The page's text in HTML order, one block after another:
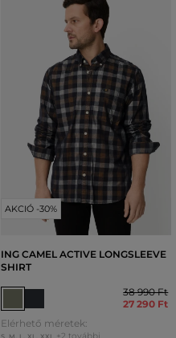
AKCIÓ -30%
ING CAMEL ACTIVE LONGSLEEVE
SHIRT
38 990 Ft
27 290 Ft
Elérhető méretek:
S, M L XL XXL